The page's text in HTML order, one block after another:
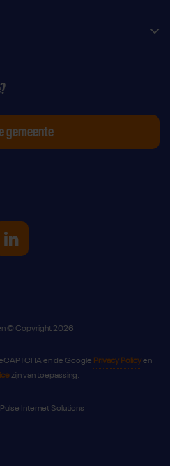
Facebook
op Instagram
Sporten op Youtube
Uniek Sporten op
gemeente
© Copyright 2026
en de Google Privacy Policyen
zijn van toepassing.
Pulse Internet Solutions